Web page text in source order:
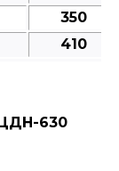
350
410
630